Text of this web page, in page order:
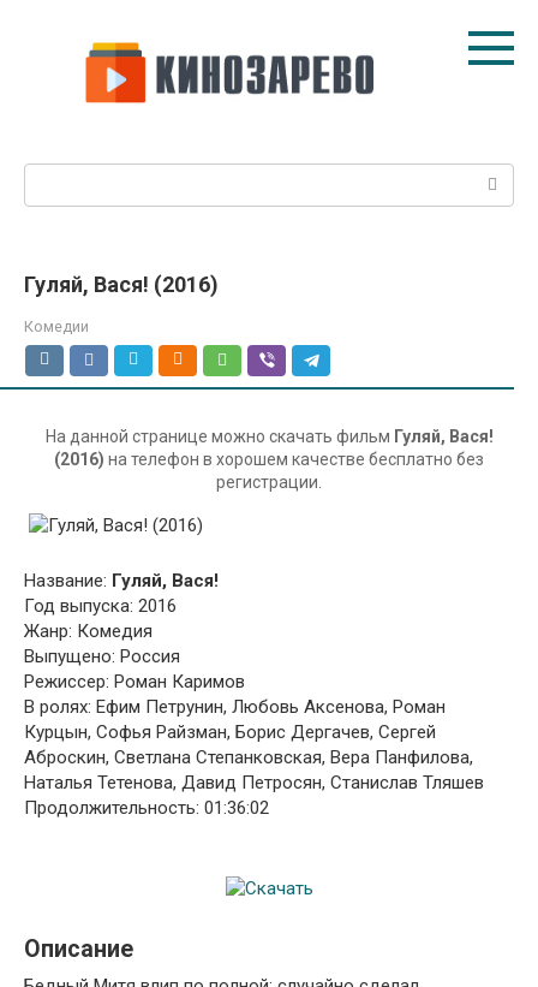
Гуляй, Вася! (2016)
Комедии
На данной странице можно скачать фильм Гуляй, Вася!
(2016) на телефон в хорошем качестве бесплатно без
регистрации.
Название: Гуляй, Вася!
Год выпуска: 2016
Жанр: Комедия
Выпущено: Россия
Режиссер: Роман Каримов
В ролях: Ефим Петрунин, Любовь Аксенова, Роман
Курцын, Софья Райзман, Борис Дергачев, Сергей
Аброскин, Светлана Степанковская, Вера Панфилова,
Наталья Тетенова, Давид Петросян, Станислав Тляшев
Продолжительность: 01:36:02
Описание